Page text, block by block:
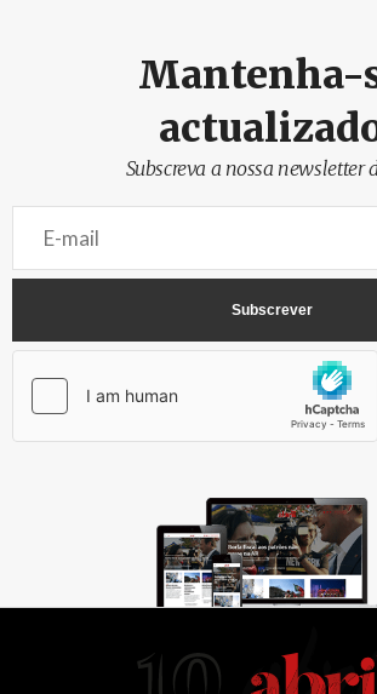
Mantenha-
Subscreva a nossa newsletter